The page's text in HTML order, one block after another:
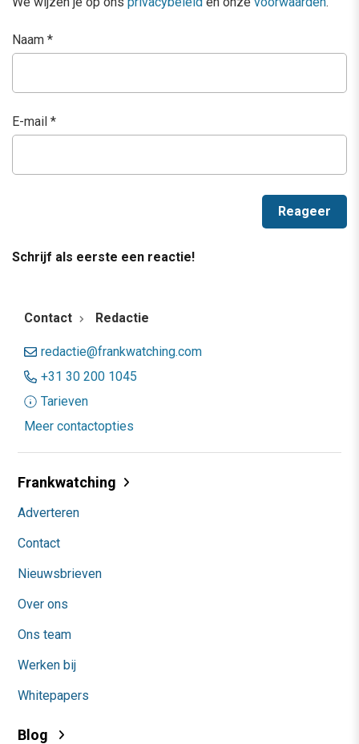
Naam *
E-mail *
Schrijf als eerste een reactie!
Contact Redactie
redactie@frankwatching.com
+31 30 200 1045
Tarieven
Meer contactopties
Frankwatching
Adverteren
Contact
Nieuwsbrieven
Over ons
Ons team
Werken bij
Whitepapers
Blog